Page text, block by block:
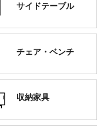
サイドテーブル
チェア・ベンチ
収納家具